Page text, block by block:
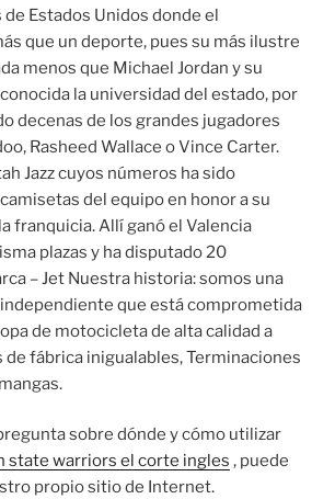
de Estados Unidos donde el
que un deporte, pues su más ilustre
menos que Michael Jordan y su
la universidad del estado, por
decenas de los grandes jugadores
Rasheed Wallace o Vince Carter.
Jazz cuyos números ha sido
del equipo en honor a su
franquicia. Allí ganó el Valencia
plazas y ha disputado 20
– Jet Nuestra historia: somos una
que está comprometida
de motocicleta de alta calidad a
fábrica inigualables, Terminaciones
sobre dónde y cómo utilizar
state warriors el corte ingles , puede
propio sitio de Internet.